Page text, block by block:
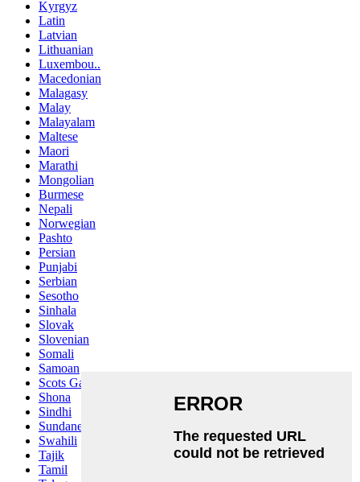
Kyrgyz
Latin
Latvian
Lithuanian
Luxembou..
Macedonian
Malagasy
Malay
Malayalam
Maltese
Maori
Marathi
Mongolian
Burmese
Nepali
Norwegian
Pashto
Persian
Punjabi
Serbian
Sesotho
Sinhala
Slovak
Slovenian
Somali
Samoan
Scots Gaelic
Shona
Sindhi
Sundanese
Swahili
Tajik
Tamil